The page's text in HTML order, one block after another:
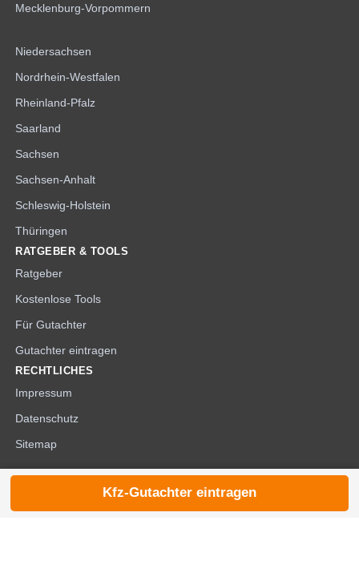
Mecklenburg-Vorpommern
Niedersachsen
Nordrhein-Westfalen
Rheinland-Pfalz
Saarland
Sachsen
Sachsen-Anhalt
Schleswig-Holstein
Thüringen
RATGEBER & TOOLS
Ratgeber
Kostenlose Tools
Für Gutachter
Gutachter eintragen
RECHTLICHES
Impressum
Datenschutz
Sitemap
© 2026 die-kfzgutachter.de
Kfz-Gutachter eintragen